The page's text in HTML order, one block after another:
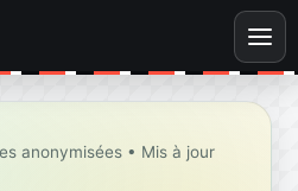
anonymisées • Mis à jour